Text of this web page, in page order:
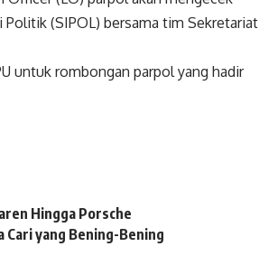
(SIPOL) bersama tim Sekretariat
untuk rombongan parpol yang hadir
Hingga Porsche
Cari yang Bening-Bening